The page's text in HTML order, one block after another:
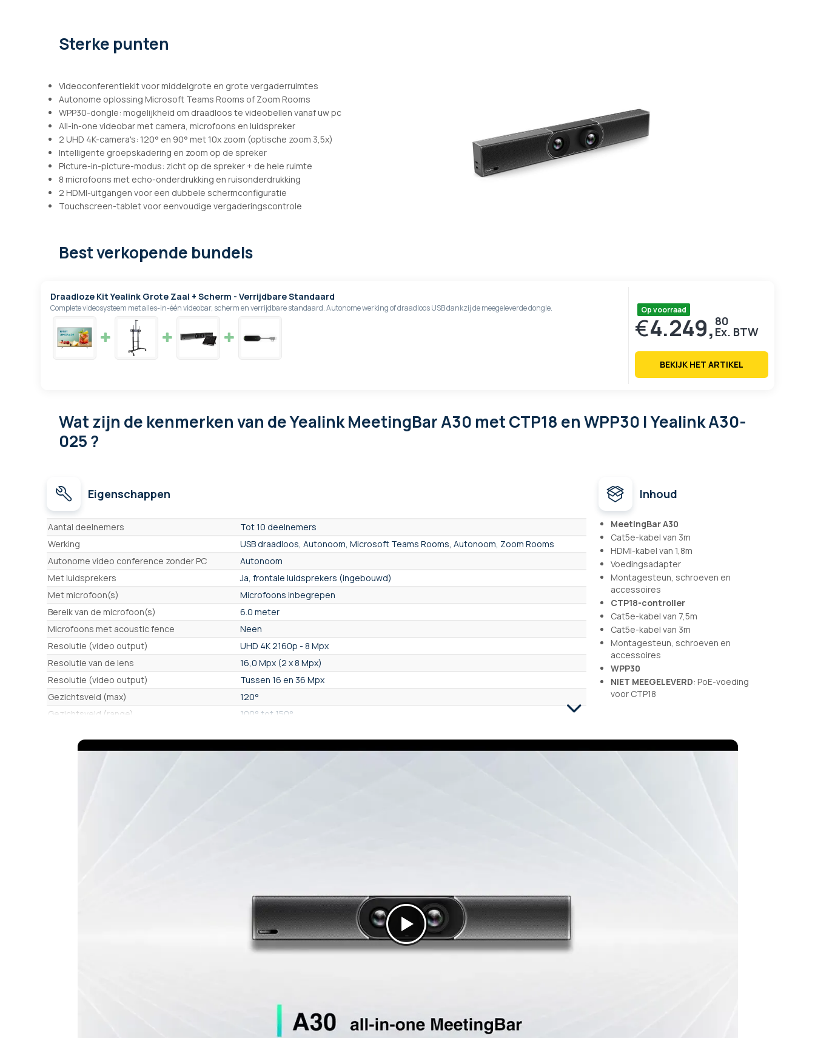
afbeeldingen-
Sterke punten
Videoconferentiekit voor middelgrote en grote vergaderruimtes
Autonome oplossing Microsoft Teams Rooms of Zoom Rooms
WPP30-dongle: mogelijkheid om draadloos te videobellen vanaf uw pc
All-in-one videobar met camera, microfoons en luidspreker
2 UHD 4K-camera's: 120° en 90° met 10x zoom (optische zoom 3,5x)
Intelligente groepskadering en zoom op de spreker
Picture-in-picture-modus: zicht op de spreker + de hele ruimte
8 microfoons met echo-onderdrukking en ruisonderdrukking
2 HDMI-uitgangen voor een dubbele schermconfiguratie
Touchscreen-tablet voor eenvoudige vergaderingscontrole
Best verkopende bundels
Draadloze Kit Yealink Grote Zaal + Scherm - Verrijdbare Standaard
Complete videosysteem met alles-in-één videobar, scherm en verrijdbare standaard. Autonome werking of draadloos USB dankzij de meegeleverde dongle. Op voorraad
€4.249, 80
BEKIJK HET ARTIKEL
Wat zijn de kenmerkenvan de Yealink MeetingBar A30 met CTP18 en WPP30 | Yealink A30-
025 ?
Eigenschappen
Eigenschappen
Aantal deelnemers
Tot 10 deelnemers
Werking
USB draadloos, Autonoom, Microsoft Teams Rooms, Autonoom, Zoom Rooms
Autonome video conference zonder PC
Autonoom
Met luidsprekers
Ja, frontale luidsprekers (ingebouwd)
Met microfoon(s)
Microfoons inbegrepen
Bereik van de microfoon(s)
6.0 meter
Microfoons met acoustic fence
Neen
Resolutie (video output)
UHD 4K 2160p - 8 Mpx
Resolutie van de lens
16,0 Mpx (2 x 8 Mpx)
Resolutie (video output)
Tussen 16 en 36 Mpx
Gezichtsveld (max)
120°
Gezichtsveld (range)
100° tot 150°
Totale zoom (optisch + digitaal)
Neen
Automatisch
Stroomnet
Microsoft Teams certified, Zoom certified
Inhoud
MeetingBar A30
Cat5e-kabel van 3m
HDMI-kabel van 1,8m
Voedingsadapter
Montagesteun, schroeven en
accessoires
CTP18-controller
Cat5e-kabel van 7,5m
Cat5e-kabel van 3m
Montagesteun, schroeven en
accessoires
WPP30
NIET MEEGELEVERD: PoE-voeding
voor CTP18